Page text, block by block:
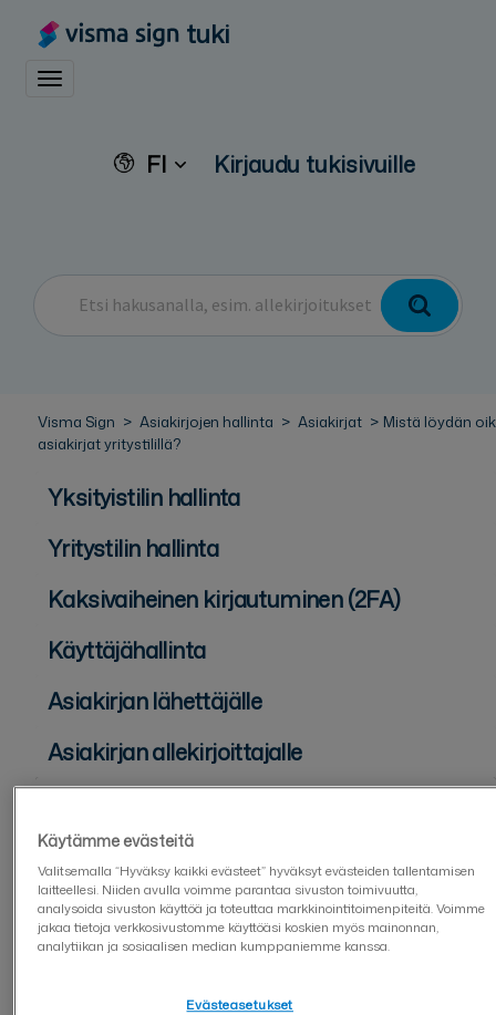
tuki
Toggle navigation
FI Kirjaudu tukisivuille
Visma Sign Asiakirjojen hallinta Asiakirjat
Mistä löydän
asiakirjat yritystilillä?
Yksityistilin hallinta
Yritystilin hallinta
Kaksivaiheinen kirjautuminen (2FA)
Käyttäjähallinta
Asiakirjan lähettäjälle
Asiakirjan allekirjoittajalle
Asiakirjat
Miten lataan asiakirjan arkistosta?
Mistä löydän oikeat asiakirjat
Käytämme evästeitä
Valitsemalla “Hyväksy kaikki evästeet” hyväksyt evästeiden tallentamisen
laitteellesi. Niiden avulla voimme parantaa sivuston toimivuutta,
analysoida sivuston käyttöä ja toteuttaa markkinointitoimenpiteitä. Voimme
jakaa tietoja verkkosivustomme käyttöäsi koskien myös mainonnan,
analytiikan ja sosiaalisen median kumppaniemme kanssa.
Evästeasetukset